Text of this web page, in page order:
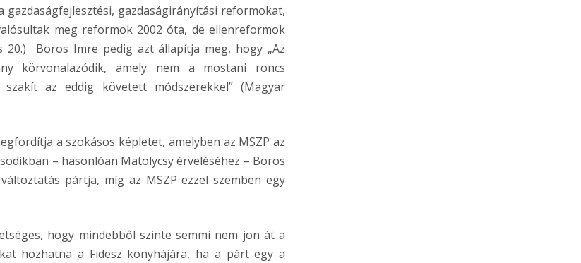
gazdaságirányítási reformokat,
meg reformok 2002 óta, de ellenreformok
20.) Boros Imre pedig azt állapítja meg, hogy „Az
körvonalazódik, amely nem a mostani roncs
az eddig követett módszerekkel” (Magyar
a szokásos képletet, amelyben az MSZP az
– hasonlóan Matolycsy érveléséhez – Boros
pártja, míg az MSZP ezzel szemben egy
hogy mindebből szinte semmi nem jön át a
hozhatna a Fidesz konyhájára, ha a párt egy a